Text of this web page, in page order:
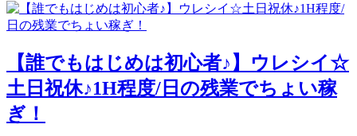
【誰でもはじめは初心者♪】ウレシイ☆
土日祝休♪1H程度/日の残業でちょい稼
ぎ！